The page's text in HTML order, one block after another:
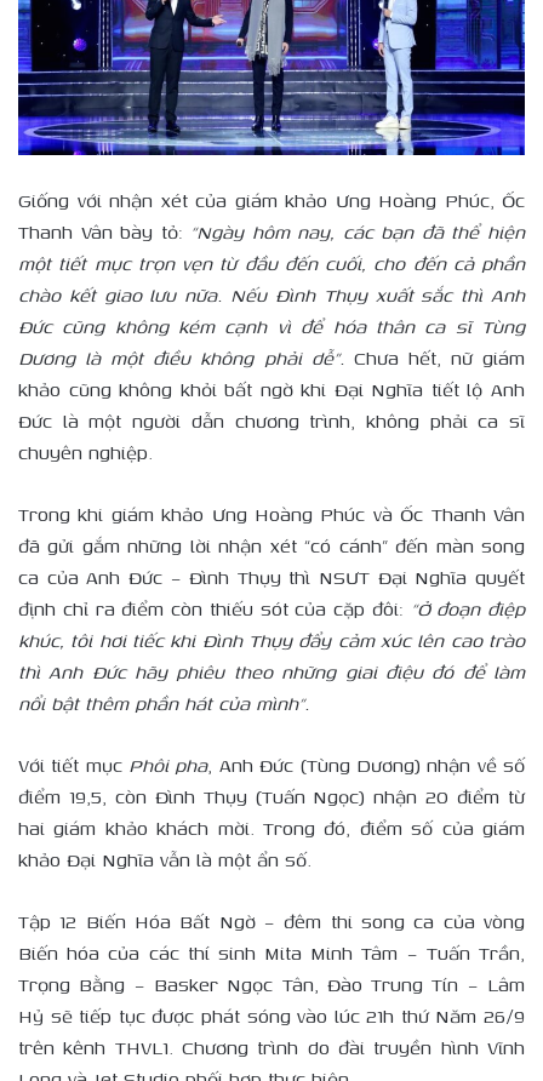
Giống với nhận xét của giám khảo Ưng Hoàng Phúc, Ốc
Thanh Vân bày tỏ: “Ngày hôm nay, các bạn đã thể hiện
một tiết mục trọn vẹn từ đầu đến cuối, cho đến cả phần
chào kết giao lưu nữa. Nếu Đình Thụy xuất sắc thì Anh
Đức cũng không kém cạnh vì để hóa thân ca sĩ Tùng
Dương là một điều không phải dễ”. Chưa hết, nữ giám
khảo cũng không khỏi bất ngờ khi Đại Nghĩa tiết lộ Anh
Đức là một người dẫn chương trình, không phải ca sĩ
chuyên nghiệp.
Trong khi giám khảo Ưng Hoàng Phúc và Ốc Thanh Vân
đã gửi gắm những lời nhận xét “có cánh” đến màn song
ca của Anh Đức – Đình Thụy thì NSƯT Đại Nghĩa quyết
định chỉ ra điểm còn thiếu sót của cặp đôi: “Ở đoạn điệp
khúc, tôi hơi tiếc khi Đình Thụy đẩy cảm xúc lên cao trào
thì Anh Đức hãy phiêu theo những giai điệu đó để làm
nổi bật thêm phần hát của mình”.
Với tiết mục Phôi pha, Anh Đức (Tùng Dương) nhận về số
điểm 19,5, còn Đình Thụy (Tuấn Ngọc) nhận 20 điểm từ
hai giám khảo khách mời. Trong đó, điểm số của giám
khảo Đại Nghĩa vẫn là một ẩn số.
Tập 12 Biến Hóa Bất Ngờ – đêm thi song ca của vòng
Biến hóa của các thí sinh Mita Minh Tâm – Tuấn Trần,
Trọng Bằng – Basker Ngọc Tân, Đào Trung Tín – Lâm
Hỷ sẽ tiếp tục được phát sóng vào lúc 21h thứ Năm 26/9
trên kênh THVL1. Chương trình do đài truyền hình Vĩnh